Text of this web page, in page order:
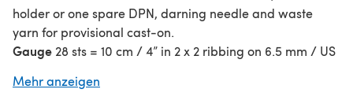
holder or one spare DPN, darning needle and waste
yarn for provisional cast-on.
Gauge 28 sts = 10 cm / 4” in 2 x 2 ribbing on 6.5 mm / US
Mehr anzeigen